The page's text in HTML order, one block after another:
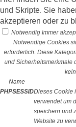
und Skripte. Sie
akzeptieren oder zu
Notwendig Immer
Notwendige Cookies
erforderlich. Diese
und Sicherheitsmerkmale
Name
PHPSESSIDDieses Cookie
verwendet um
speichern und
Website zu